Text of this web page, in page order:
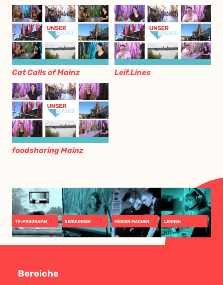
Cat Calls of Mainz Leif.Lines
foodsharing Mainz
TV-PROGRAMM SENDUNGEN MEDIEN MACHEN LERNEN
Bereiche